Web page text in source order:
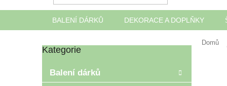
BALENÍ DÁRKŮ DEKORACE A DOPLŇKY
Domů
P
Přeskočit
Kategorie
Balení dárků